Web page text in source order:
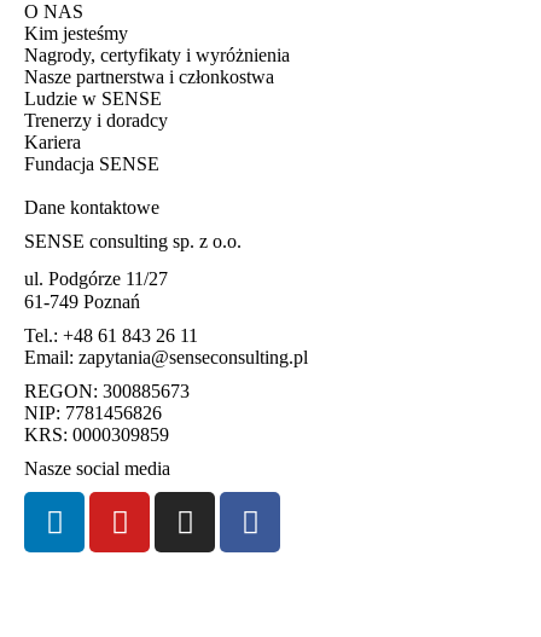
O NAS
Kim jesteśmy
Nagrody, certyfikaty i wyróżnienia
Nasze partnerstwa i członkostwa
Ludzie w SENSE
Trenerzy i doradcy
Kariera
Fundacja SENSE
Dane kontaktowe
SENSE consulting sp. z o.o.
ul. Podgórze 11/27
61-749 Poznań
Tel.: +48 61 843 26 11
Email: zapytania@senseconsulting.pl
REGON: 300885673
NIP: 7781456826
KRS: 0000309859
Nasze social media